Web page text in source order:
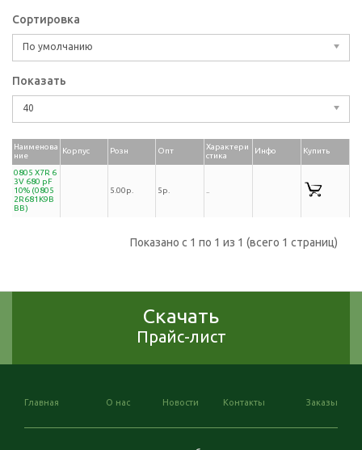
Сортировка
По умолчанию
Показать
40
Наименова
ние
Корпус Розн Опт
Характери
стика
Инфо Купить
0805 X7R 6
3V 680 pF
10% (0805
2R681K9B
BB)
5.00р. 5р.
Показано с 1 по 1 из 1 (всего 1 страниц)
Скачать
Прайс-лист
Главная О нас Новости Контакты Заказы